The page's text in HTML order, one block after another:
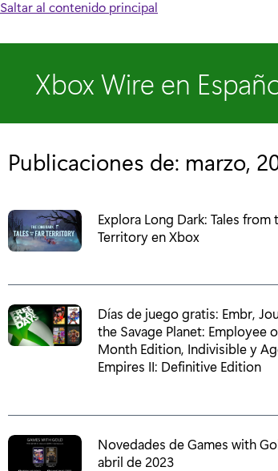
Saltar al contenido principal
Xbox Wire en
Publicaciones de: marzo,
Explora Long Dark: Tales from
Territory en Xbox
Días de juego gratis: Embr,
the Savage Planet: Employee
Month Edition, Indivisible y
Empires II: Definitive Edition
Novedades de Games with
abril de 2023